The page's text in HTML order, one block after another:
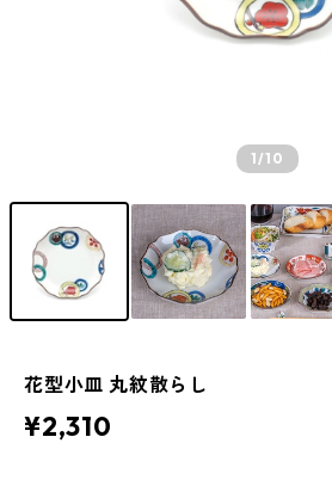
1/10
花型小皿 丸紋散らし
¥2,310